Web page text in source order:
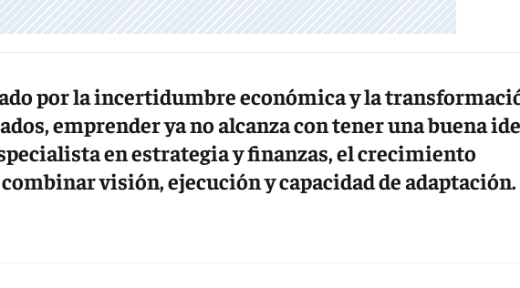
por la incertidumbre económica y la
emprender ya no alcanza con tener una buena
en estrategia y finanzas, el crecimiento
visión, ejecución y capacidad de adaptación.